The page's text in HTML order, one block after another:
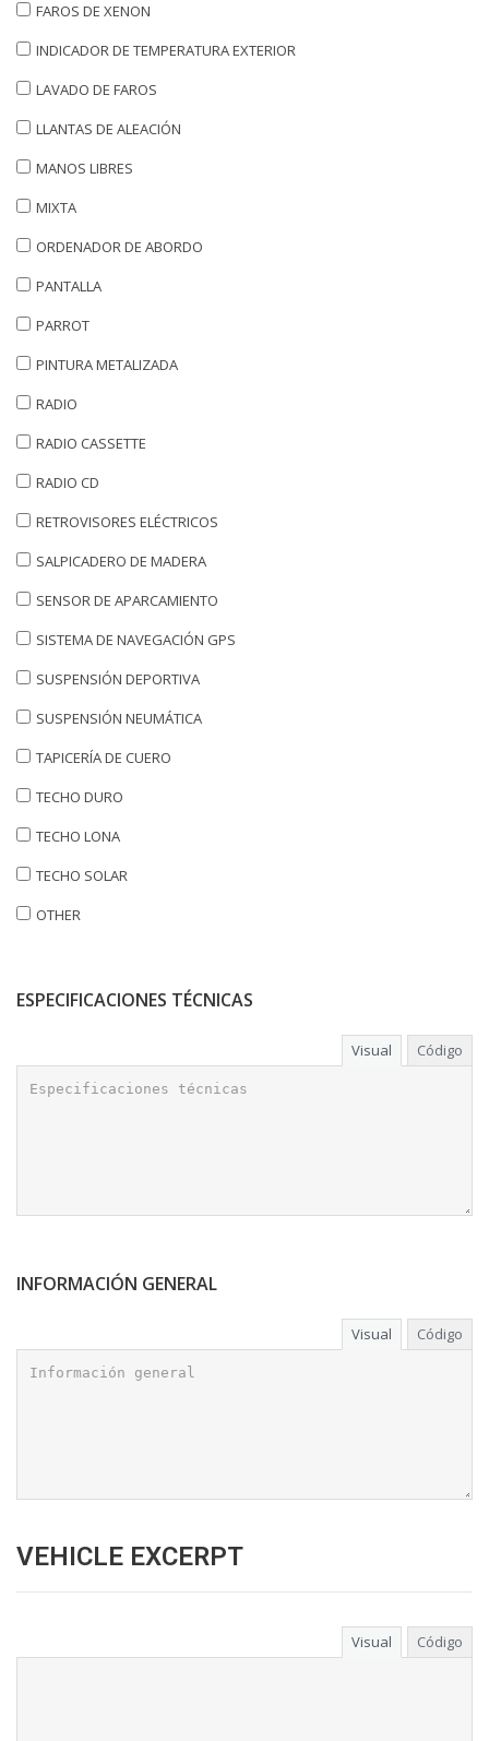
FAROS DE XENON
INDICADOR DE TEMPERATURA EXTERIOR
LAVADO DE FAROS
LLANTAS DE ALEACIÓN
MANOS LIBRES
MIXTA
ORDENADOR DE ABORDO
PANTALLA
PARROT
PINTURA METALIZADA
RADIO
RADIO CASSETTE
RADIO CD
RETROVISORES ELÉCTRICOS
SALPICADERO DE MADERA
SENSOR DE APARCAMIENTO
SISTEMA DE NAVEGACIÓN GPS
SUSPENSIÓN DEPORTIVA
SUSPENSIÓN NEUMÁTICA
TAPICERÍA DE CUERO
TECHO DURO
TECHO LONA
TECHO SOLAR
OTHER
ESPECIFICACIONES TÉCNICAS
Visual Código
INFORMACIÓN GENERAL
Visual Código
VEHICLE EXCERPT
Visual Código